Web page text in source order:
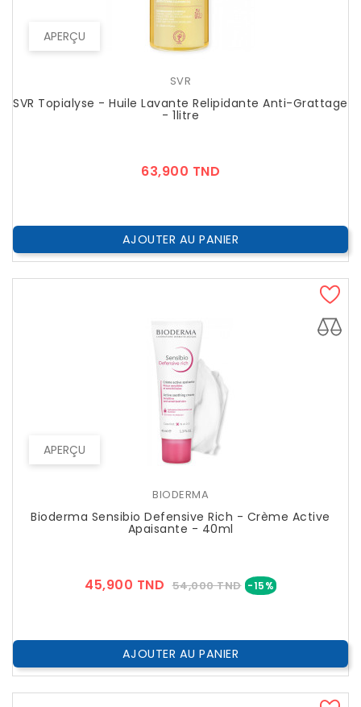
APERÇU
SVR
SVR Topialyse - Huile Lavante Relipidante Anti-Grattage
- 1litre
63,900 TND
AJOUTER AU PANIER
APERÇU
BIODERMA
Bioderma Sensibio Defensive Rich - Crème Active
Apaisante - 40ml
45,900 TND Prix
54,000 TND -15%Prix
AJOUTER AU PANIER